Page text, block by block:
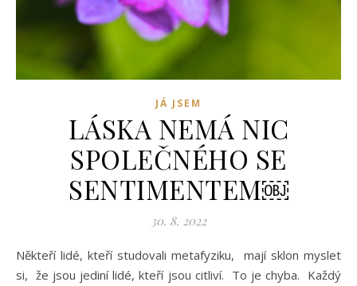
JÁ JSEM
LÁSKA NEMÁ NIC
SPOLEČNÉHO SE
SENTIMENTEM￼
30. 8. 2022
Někteří lidé, kteří studovali metafyziku, mají sklon myslet
si, že jsou jediní lidé, kteří jsou citliví. To je chyba. Každý